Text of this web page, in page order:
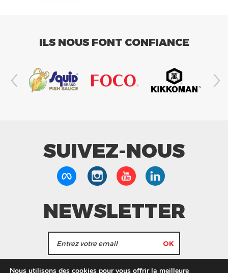
ILS NOUS FONT CONFIANCE
SUIVEZ-NOUS
NEWSLETTER
J'accepte de recevoir les actualités et les
Nous utilisons des cookies pour vous offrir la meilleure